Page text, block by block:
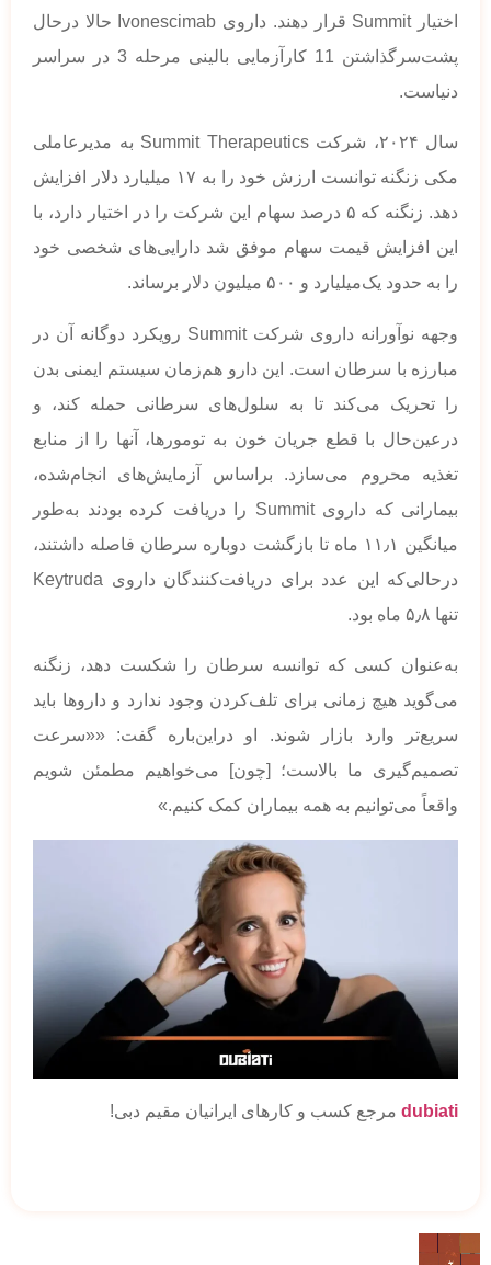
اختیار Summit قرار دهند. داروی Ivonescimab حالا درحال
پشت‌سرگذاشتن 11 کارآزمایی بالینی مرحله 3 در سراسر
دنیاست.
سال ۲۰۲۴، شرکت Summit Therapeutics به مدیرعاملی
مکی زنگنه توانست ارزش خود را به ۱۷ میلیارد دلار افزایش
دهد. زنگنه که ۵ درصد سهام این شرکت را در اختیار دارد، با
این افزایش قیمت سهام موفق شد دارایی‌های شخصی خود
را به حدود یک‌میلیارد و ۵۰۰ میلیون دلار برساند.
وجهه نوآورانه داروی شرکت Summit رویکرد دوگانه آن در
مبارزه با سرطان است. این دارو هم‌زمان سیستم ایمنی بدن
را تحریک می‌کند تا به سلول‌های سرطانی حمله کند، و
درعین‌حال با قطع جریان خون به تومورها، آنها را از منابع
تغذیه محروم می‌سازد. براساس آزمایش‌های انجام‌شده،
بیمارانی که داروی Summit را دریافت کرده بودند به‌طور
میانگین ۱۱٫۱ ماه تا بازگشت دوباره سرطان فاصله داشتند،
درحالی‌که این عدد برای دریافت‌کنندگان داروی Keytruda
تنها ۵٫۸ ماه بود.
به‌عنوان کسی که توانسه سرطان را شکست دهد، زنگنه
می‌گوید هیچ زمانی برای تلف‌کردن وجود ندارد و داروها باید
سریع‌تر وارد بازار شوند. او دراین‌باره گفت: ««سرعت
تصمیم‌گیری ما بالاست؛ [چون] می‌خواهیم مطمئن شویم
واقعاً می‌توانیم به همه بیماران کمک کنیم.»
dubiati مرجع کسب و کارهای ایرانیان مقیم دبی!